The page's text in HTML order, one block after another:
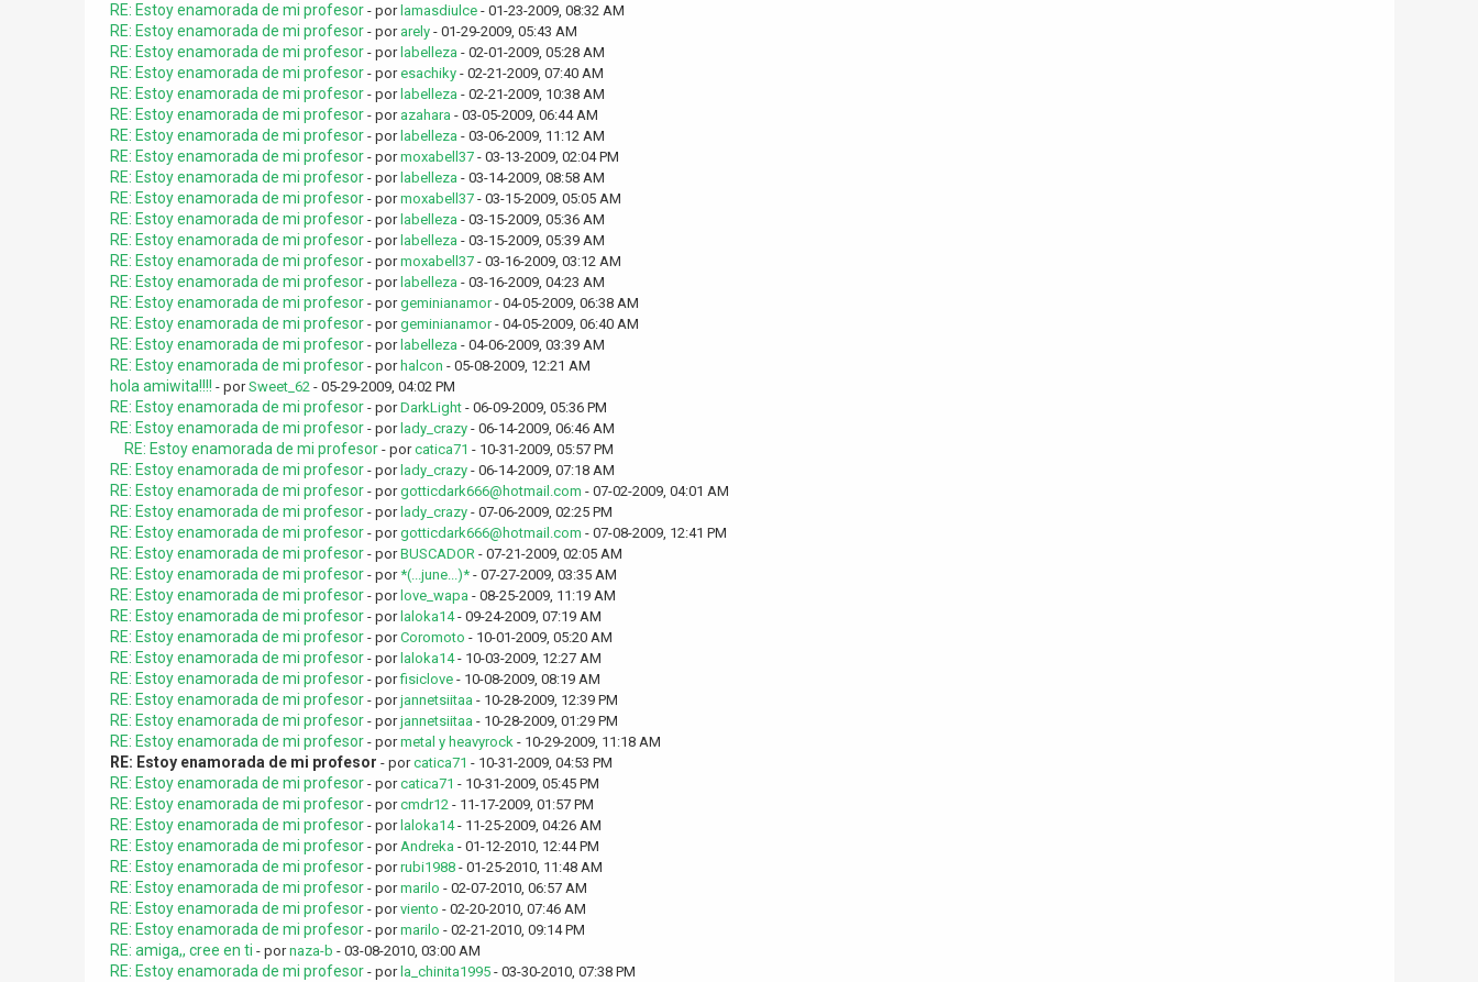
RE: Estoy enamorada de mi profesor - por lamasdiulce- 01-23-2009, 08:32 AM
RE: Estoy enamorada de mi profesor - por arely- 01-29-2009, 05:43 AM
RE: Estoy enamorada de mi profesor - por labelleza - 02-01-2009, 05:28 AM
RE: Estoy enamorada de mi profesor - poresachiky- 02-21-2009, 07:40 AM
RE: Estoy enamorada de mi profesor - por labelleza - 02-21-2009, 10:38 AM
RE: Estoy enamorada de mi profesor - por azahara - 03-05-2009, 06:44 AM
RE: Estoy enamorada de mi profesor - por labelleza - 03-06-2009, 11:12 AM
RE: Estoy enamorada de mi profesor - pormoxabell37- 03-13-2009, 02:04 PM
RE: Estoy enamorada de mi profesor - por labelleza - 03-14-2009, 08:58 AM
RE: Estoy enamorada de mi profesor - pormoxabell37- 03-15-2009, 05:05 AM
RE: Estoy enamorada de mi profesor - por labelleza - 03-15-2009, 05:36 AM
RE: Estoy enamorada de mi profesor - por labelleza - 03-15-2009, 05:39 AM
RE: Estoy enamorada de mi profesor - pormoxabell37- 03-16-2009, 03:12 AM
RE: Estoy enamorada de mi profesor - por labelleza - 03-16-2009, 04:23 AM
RE: Estoy enamorada de mi profesor - porgeminianamor- 04-05-2009, 06:38 AM
RE: Estoy enamorada de mi profesor - porgeminianamor- 04-05-2009, 06:40 AM
RE: Estoy enamorada de mi profesor - por labelleza - 04-06-2009, 03:39 AM
RE: Estoy enamorada de mi profesor - por halcon - 05-08-2009, 12:21 AM
hola amiwita!!!! - porSweet_62- 05-29-2009, 04:02 PM
RE: Estoy enamorada de mi profesor - porDarkLight- 06-09-2009, 05:36 PM
RE: Estoy enamorada de mi profesor - por lady_crazy- 06-14-2009, 06:46 AM
RE: Estoy enamorada de mi profesor - porcatica71 - 10-31-2009, 05:57 PM
RE: Estoy enamorada de mi profesor - por lady_crazy- 06-14-2009, 07:18 AM
RE: Estoy enamorada de mi profesor - porgotticdark666@hotmail.com - 07-02-2009, 04:01 AM
RE: Estoy enamorada de mi profesor - por lady_crazy- 07-06-2009, 02:25 PM
RE: Estoy enamorada de mi profesor - porgotticdark666@hotmail.com - 07-08-2009, 12:41 PM
RE: Estoy enamorada de mi profesor - porBUSCADOR- 07-21-2009, 02:05 AM
RE: Estoy enamorada de mi profesor - por*(...june...)*- 07-27-2009, 03:35 AM
RE: Estoy enamorada de mi profesor - por love_wapa - 08-25-2009, 11:19 AM
RE: Estoy enamorada de mi profesor - por laloka14- 09-24-2009, 07:19 AM
RE: Estoy enamorada de mi profesor - porCoromoto - 10-01-2009, 05:20 AM
RE: Estoy enamorada de mi profesor - por laloka14- 10-03-2009, 12:27 AM
RE: Estoy enamorada de mi profesor - porfisiclove- 10-08-2009, 08:19 AM
RE: Estoy enamorada de mi profesor - porjannetsiitaa - 10-28-2009, 12:39 PM
RE: Estoy enamorada de mi profesor - porjannetsiitaa - 10-28-2009, 01:29 PM
RE: Estoy enamorada de mi profesor - pormetal y heavyrock- 10-29-2009, 11:18 AM
RE: Estoy enamorada de mi profesor - porcatica71 - 10-31-2009, 04:53 PM
RE: Estoy enamorada de mi profesor - porcatica71 - 10-31-2009, 05:45 PM
RE: Estoy enamorada de mi profesor - porcmdr12- 11-17-2009, 01:57 PM
RE: Estoy enamorada de mi profesor - por laloka14- 11-25-2009, 04:26 AM
RE: Estoy enamorada de mi profesor - porAndreka - 01-12-2010, 12:44 PM
RE: Estoy enamorada de mi profesor - porrubi1988- 01-25-2010, 11:48 AM
RE: Estoy enamorada de mi profesor - pormarilo - 02-07-2010, 06:57 AM
RE: Estoy enamorada de mi profesor - porviento - 02-20-2010, 07:46 AM
RE: Estoy enamorada de mi profesor - pormarilo - 02-21-2010, 09:14 PM
RE: amiga,, cree en ti - pornaza-b - 03-08-2010, 03:00 AM
RE: Estoy enamorada de mi profesor - por la_chinita1995- 03-30-2010, 07:38 PM